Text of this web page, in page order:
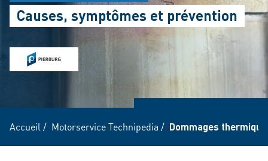
Causes, symptômes et prévention
Accueil / Motorservice Technipedia / Dommages